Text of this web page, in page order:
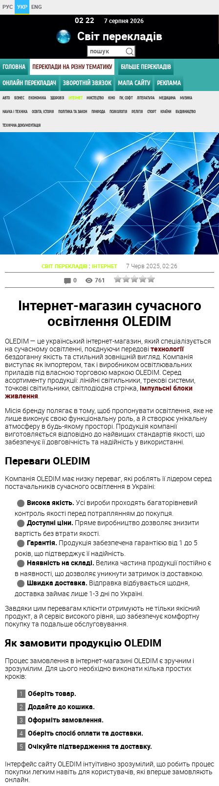
РУС УКР ENG
02 22 7 серпня 2026
Світ перекладів
ГОЛОВНА ПЕРЕКЛАДИ НА РІЗНУ ТЕМАТИКУ БІЛЬШЕ ПЕРЕКЛАДІВ
ОНЛАЙН ПЕРЕКЛАДАЧ ЗВОРОТНІЙ ЗВЯЗОК МАПА САЙТУ РЕКЛАМА
АВТО БІЗНЕС ЕКОНОМІКА ЗДОРОВ'Я ІНТЕРНЕТ МИСТЕЦТВО КІНО ПК, СОФТ ЛІТЕРАТУРА МЕДИЦИНА МУЗИКА
НАУКА І ТЕХНІКА ОСВІТА, ІСТОРІЯ ПОЛІТИКА ТА ЗАКОН ПРИРОДА ПСИХОЛОГІЯ РЕЛІГІЯ СПОРТ КРАЇНИ БУДІВНИЦТВО
ТЕХНІЧНА ДОКУМЕНТАЦІЯ
СВІТ ПЕРЕКЛАДІВ : ІНТЕРНЕТ 7 Черв 2025 , 02:26
0
761
Інтернет-магазин сучасного
освітлення OLEDIM
OLEDIM — це український інтернет-магазин, який спеціалізується
на сучасному освітленні, поєднуючи передові технології
бездоганну якість та стильний зовнішній вигляд. Компанія
виступає як імпортером, так і виробником освітлювальних
приладів під власною торговою маркою OLEDIM. Серед
асортименту продукції: лінійні світильники, трекові системи,
точкові світильники, світлодіодна стрічка, імпульсні блоки
живлення.
Місія бренду полягає в тому, щоб пропонувати освітлення, яке не
лише виконує свою функціональну роль, а й створює унікальну
атмосферу в будь-якому просторі. Продукція компанії
виготовляється відповідно до найвищих стандартів якості, що
забезпечує її довговічність та надійність у використанні.
Переваги OLEDIM
Компанія OLEDIM має низку переваг, які роблять її лідером серед
постачальників сучасного освітлення в Україні:
Висока якість. Усі вироби проходять багаторівневий
контроль якості перед потраплянням до покупця.
Доступні ціни. Пряме виробництво дозволяє знизити
вартість без втрати якості.
Гарантія. Продукція забезпечена гарантією від 1 до 5
років, що підтверджує її надійність.
Наявність на складі. Велика частина продукції постійно є
в наявності, що дозволяє уникнути затримок із доставкою.
Швидка доставка. Відправка відбувається щодня,
доставка займає лише 1-3 дні по Україні.
Завдяки цим перевагам клієнти отримують не тільки якісний
продукт, а й сервіс високого рівня, що забезпечує комфортну
покупку та подальше обслуговування.
Як замовити продукцію OLEDIM
Процес замовлення в інтернет-магазині OLEDIM є зручним і
зрозумілим. Для цього необхідно виконати кілька простих
кроків:
Оберіть товар.
Додайте до кошика.
Оформіть замовлення.
Оберіть спосіб оплати та доставки.
Очікуйте підтвердження та доставку.
Інтерфейс сайту OLEDIM інтуїтивно зрозумілий, що робить процес
покупки легким навіть для користувачів, які вперше замовляють
онлайн.